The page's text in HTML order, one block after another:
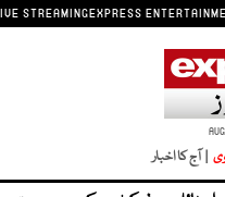
STREAMINGEXPRESS
| آج کا اخبار